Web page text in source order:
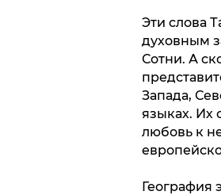
Эти слова
духовным
Сотни. А
Запада,
языках. Их
любовь к
География